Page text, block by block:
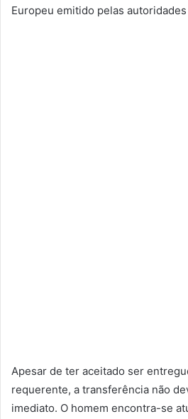
Europeu emitido pelas
Apesar de ter aceitado ser
requerente, a transferência não
imediato. O homem encontra-se